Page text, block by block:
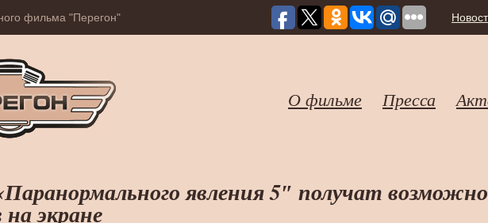
фильма "Перегон"
О фильме Пресса
явления 5″ получат
на экране